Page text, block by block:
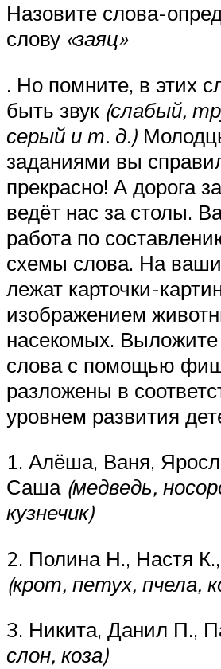
Назовите слова-
слову «заяц»
. Но помните, в этих
быть звук (слабый,
серый и т. д.)
заданиями вы
прекрасно! А дорога
ведёт нас за столы.
работа по
схемы слова. На
лежат карточки-
изображением
насекомых. Выложите
слова с помощью
разложены в
уровнем развития
1. Алёша, Ваня,
Саша (медведь,
кузнечик)
2. Полина Н., Настя
(крот, петух, пчела,
3. Никита, Данил П.,
слон, коза)